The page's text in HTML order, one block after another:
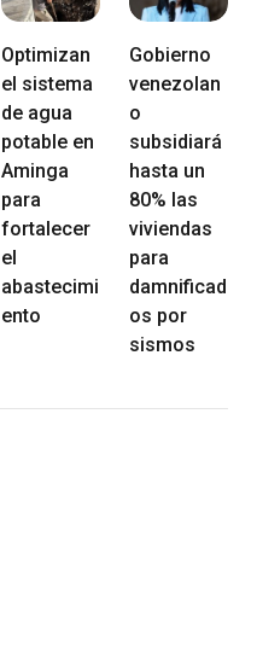
Optimizan
el sistema
de agua
potable en
Aminga
para
fortalecer
el
abastecimi
ento
Gobierno
venezolan
o
subsidiará
hasta un
80% las
viviendas
para
damnificad
os por
sismos